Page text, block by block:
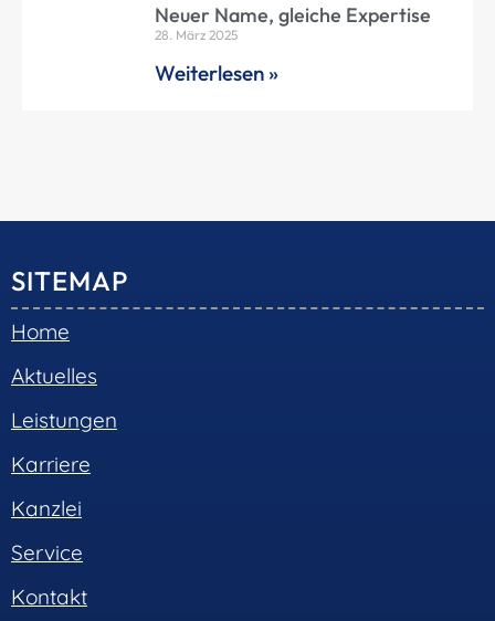
Neuer Name, gleiche Expertise
28. März 2025
Weiterlesen »
SITEMAP
Home
Aktuelles
Leistungen
Karriere
Kanzlei
Service
Kontakt